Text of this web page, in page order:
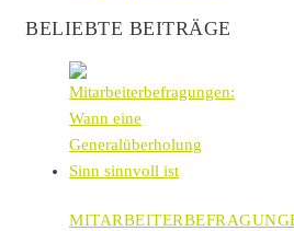
BELIEBTE BEITRÄGE